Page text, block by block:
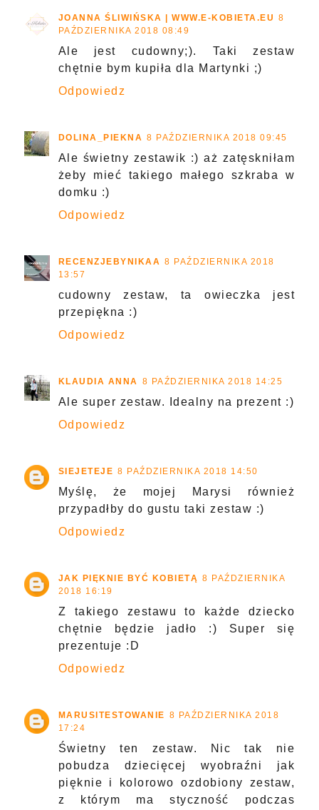
JOANNA ŚLIWIŃSKA | WWW.E-KOBIETA.EU 8
PAŹDZIERNIKA 2018 08:49
Ale jest cudowny;). Taki zestaw
chętnie bym kupiła dla Martynki ;)
Odpowiedz
DOLINA_PIEKNA 8 PAŹDZIERNIKA 2018 09:45
Ale świetny zestawik :) aż zatęskniłam
żeby mieć takiego małego szkraba w
domku :)
Odpowiedz
RECENZJEBYNIKAA 8 PAŹDZIERNIKA 2018
13:57
cudowny zestaw, ta owieczka jest
przepiękna :)
Odpowiedz
KLAUDIA ANNA 8 PAŹDZIERNIKA 2018 14:25
Ale super zestaw. Idealny na prezent :)
Odpowiedz
SIEJETEJE 8 PAŹDZIERNIKA 2018 14:50
Myślę, że mojej Marysi również
przypadłby do gustu taki zestaw :)
Odpowiedz
JAK PIĘKNIE BYĆ KOBIETĄ 8 PAŹDZIERNIKA
2018 16:19
Z takiego zestawu to każde dziecko
chętnie będzie jadło :) Super się
prezentuje :D
Odpowiedz
MARUSITESTOWANIE 8 PAŹDZIERNIKA 2018
17:24
Świetny ten zestaw. Nic tak nie
pobudza dziecięcej wyobraźni jak
pięknie i kolorowo ozdobiony zestaw,
z którym ma styczność podczas